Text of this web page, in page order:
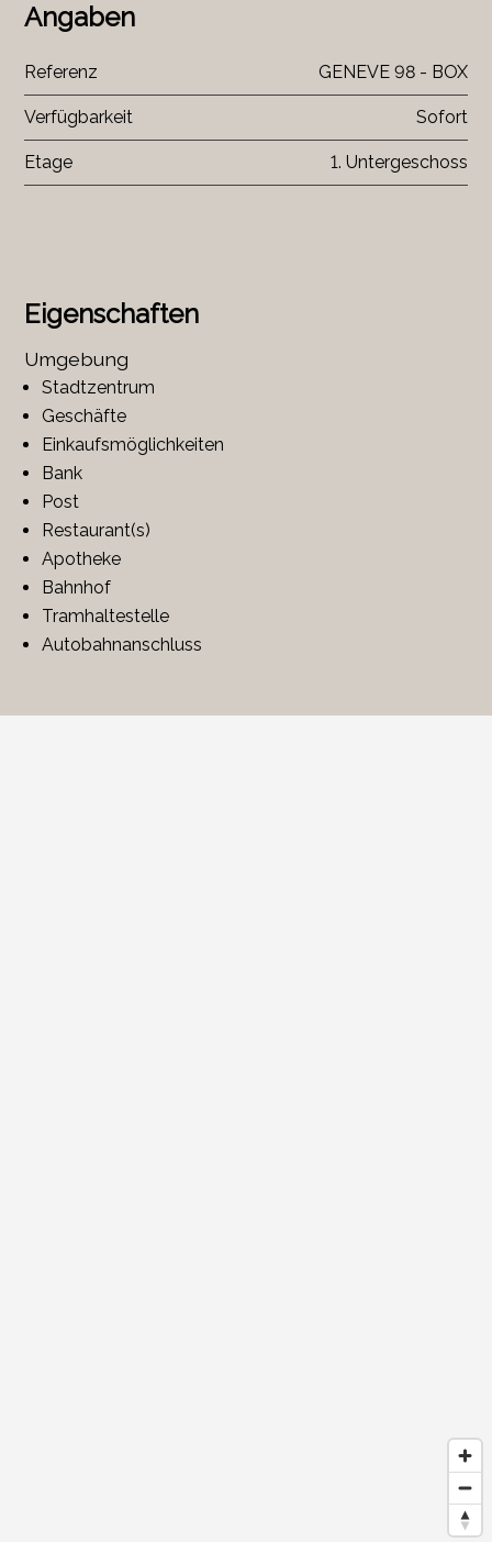
Eigenschaften
Umgebung
Stadtzentrum
Geschäfte
Einkaufsmöglichkeiten
Bank
Post
Restaurant(s)
Apotheke
Bahnhof
Tramhaltestelle
Autobahnanschluss
Angaben
Referenz GENEVE 98 - BOX
Verfügbarkeit Sofort
Etage 1. Untergeschoss